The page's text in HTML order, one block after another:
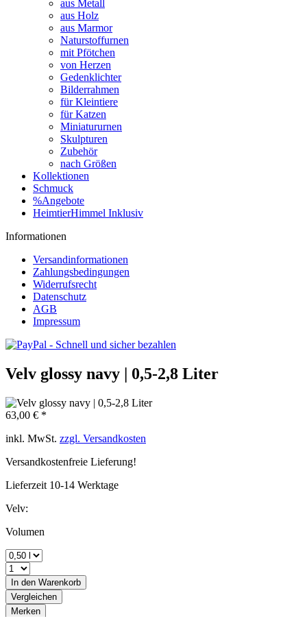
aus Metall
aus Holz
aus Marmor
Naturstoffurnen
mit Pfötchen
von Herzen
Gedenklichter
Bilderrahmen
für Kleintiere
für Katzen
Miniatururnen
Skulpturen
Zubehör
nach Größen
Kollektionen
Schmuck
%Angebote
HeimtierHimmel Inklusiv
Informationen
Versandinformationen
Zahlungsbedingungen
Widerrufsrecht
Datenschutz
AGB
Impressum
Velv glossy navy | 0,5-2,8 Liter
63,00 € *
inkl. MwSt. zzgl. Versandkosten
Versandkostenfreie Lieferung!
Lieferzeit 10-14 Werktage
Velv:
Volumen
In den Warenkorb
Vergleichen
Merken